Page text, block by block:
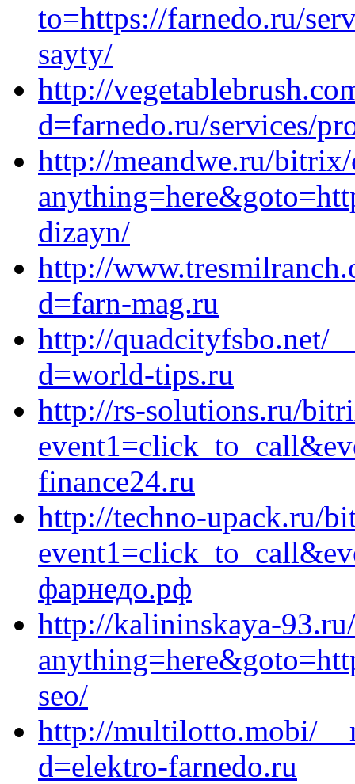
to=https://farnedo.ru/
sayty/
http://
d=farnedo.ru/services/
http://meandwe.ru/
dizayn/
http://
d=farn-mag.ru
http://quadcityfsbo.net/
d=world-tips.ru
http://rs-solutions.ru/
finance24.ru
http://techno-upack.ru/
фарнедо.рф
http://kalininskaya-
seo/
http://multilotto.mobi/
d=elektro-farnedo.ru